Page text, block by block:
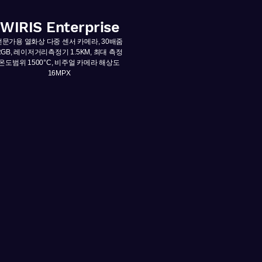
WIRIS Enterprise
문가용 열화상 다중 센서 카메라, 30배줌
레이저거리측정기 1.5KM, 최대 측정
도범위 1500°C, 비주얼 카메라 해상도
16MPX